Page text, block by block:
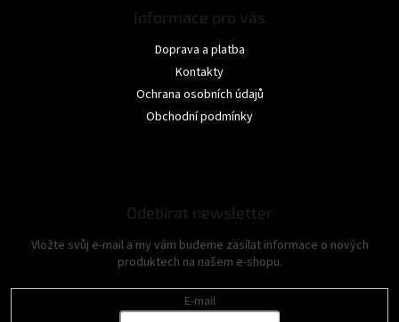
Informace pro vás
Doprava a platba
Kontakty
Ochrana osobních údajů
Obchodní podmínky
Odebírat newsletter
Vložte svůj e-mail a my vám budeme zasílat informace o nových
produktech na našem e-shopu.
E-mail